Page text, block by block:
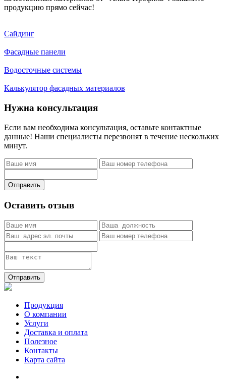
продукцию прямо сейчас!
Сайдинг
Фасадные панели
Водосточные системы
Калькулятор фасадных материалов
Нужна консультация
Если вам необходима консультация, оставьте контактные
данные! Наши специалисты перезвонят в течение нескольких
минут.
Отправить
Оставить отзыв
Отправить
Продукция
О компании
Услуги
Доставка и оплата
Полезное
Контакты
Карта сайта